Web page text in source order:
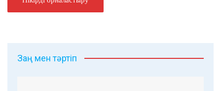
Заң мен тәртіп